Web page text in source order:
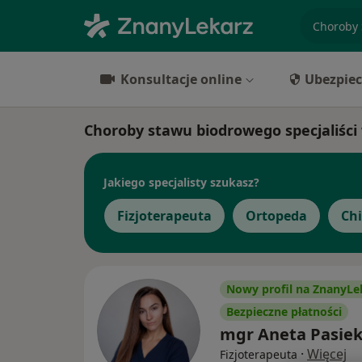
Konsultacje online
Choroby stawu biodrowego specjaliści
Jakiego specjalisty szukasz?
Fizjoterapeuta Ortopeda
Nowy profil na
Bezpieczne płatności
mgr Aneta
Fizjoterapeuta · Więcej